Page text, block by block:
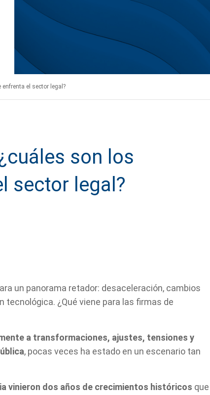
el sector legal?
son los
sector legal?
un panorama retador: desaceleración, cambios
¿Qué viene para las firmas de
a transformaciones, ajustes, tensiones y
, pocas veces ha estado en un escenario tan
vinieron dos años de crecimientos históricos que